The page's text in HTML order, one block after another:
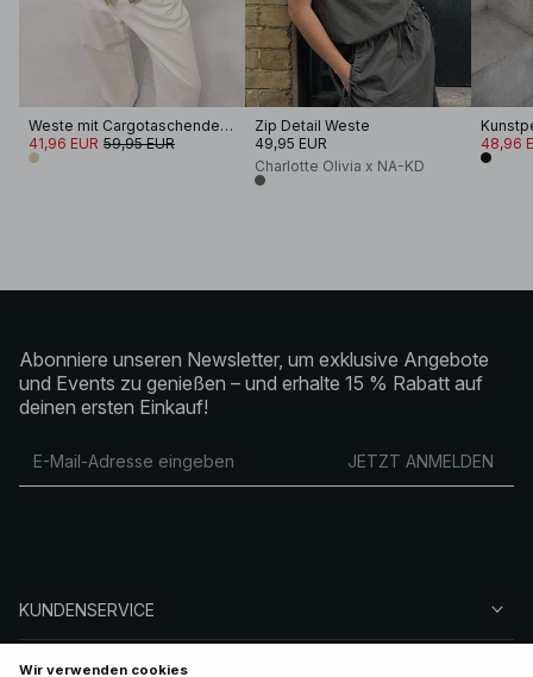
Weste mit Cargotaschendetail
41,96 EUR 59,95 EUR
Zip Detail Weste
49,95 EUR
Charlotte Olivia x NA-KD
48,96
Abonniere unseren Newsletter, um exklusive Angebote
und Events zu genießen – und erhalte 15 % Rabatt auf
deinen ersten Einkauf!
JETZT ANMELDEN
KUNDENSERVICE
ÜBER NA-KD